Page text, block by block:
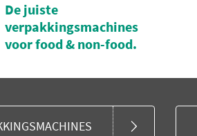
De juiste
verpakkingsmachines
voor food & non-food.